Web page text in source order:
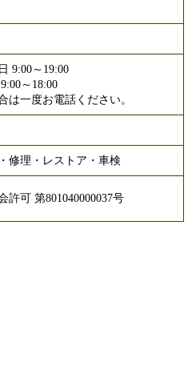
9:00～19:00
～18:00
は一度お電話ください。
修理・レストア・車検
許可 第801040000037号